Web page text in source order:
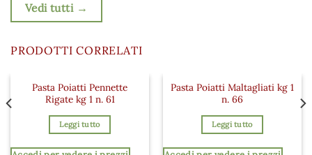
Vedi tutti →
PRODOTTI CORRELATI
Aggiungi ai preferiti
Pasta Poiatti Pennette
Rigate kg 1 n. 61
Leggi tutto
Pasta Poiatti Maltagliati kg 1
n. 66
Leggi tutto
ai preferiti